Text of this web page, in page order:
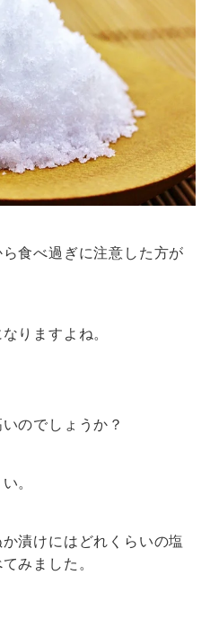
食べ過ぎに注意した方が
りますよね。
のでしょうか？
。
漬けにはどれくらいの塩
みました。